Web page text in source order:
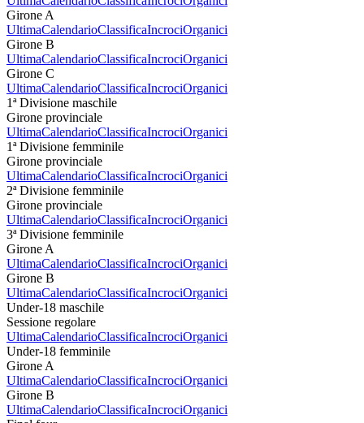
Girone A
UltimaCalendarioClassificaIncrociOrganici
Girone B
UltimaCalendarioClassificaIncrociOrganici
Girone C
UltimaCalendarioClassificaIncrociOrganici
1ª Divisione maschile
Girone provinciale
UltimaCalendarioClassificaIncrociOrganici
1ª Divisione femminile
Girone provinciale
UltimaCalendarioClassificaIncrociOrganici
2ª Divisione femminile
Girone provinciale
UltimaCalendarioClassificaIncrociOrganici
3ª Divisione femminile
Girone A
UltimaCalendarioClassificaIncrociOrganici
Girone B
UltimaCalendarioClassificaIncrociOrganici
Under-18 maschile
Sessione regolare
UltimaCalendarioClassificaIncrociOrganici
Under-18 femminile
Girone A
UltimaCalendarioClassificaIncrociOrganici
Girone B
UltimaCalendarioClassificaIncrociOrganici